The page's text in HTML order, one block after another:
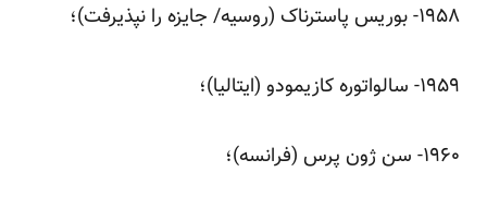
‌۱۹۵۸- بوریس پاسترناک (روسیه/ جایزه را نپذیرفت)؛
‌۱۹۵۹- سالواتوره کازیمودو (ایتالیا)؛
‌۱۹۶۰- سن ژون پرس (فرانسه)؛